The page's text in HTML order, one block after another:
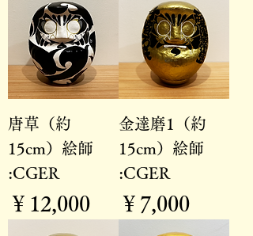
唐草（約
15cm）絵師
:CGER
価格
￥12,000
金達磨1（約
15cm）絵師
:CGER
価格
￥7,000